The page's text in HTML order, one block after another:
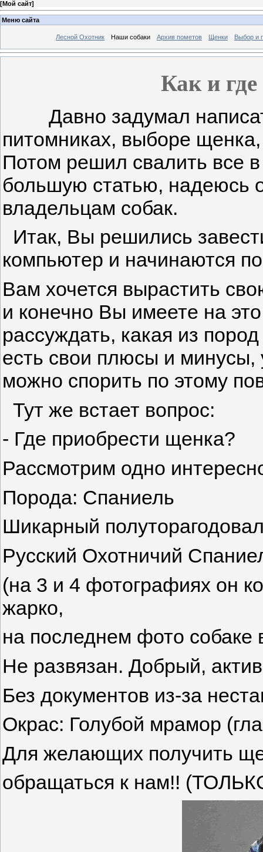
[Мой сайт]
Меню сайта
Лесной Охотник Наши собаки Архив пометов Щенки Выбор и
Как и
Давно задумал
питомниках, выборе
Потом решил свалить все
большую статью, надеюсь
владельцам собак.
Итак, Вы решились
компьютер и начинаются
Вам хочется вырастить
и конечно Вы имеете на
рассуждать, какая из
есть свои плюсы и минусы,
можно спорить по этому
Тут же встает вопрос:
- Где приобрести щенка?
Рассмотрим одно
Порода: Спаниель
Шикарный
Русский Охотничий
(на 3 и 4 фотографиях он
жарко,
на последнем фото собаке
Не развязан. Добрый,
Без документов из-за
Окрас: Голубой мрамор
Для желающих получить
обращаться к нам!!